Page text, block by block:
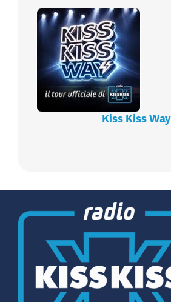
Kiss Kiss Way